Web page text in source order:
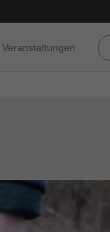
Veranstaltungen